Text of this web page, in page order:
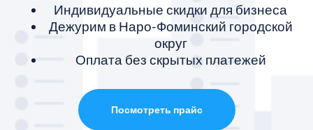
Индивидуальные скидки для бизнеса
Дежурим в Наро-Фоминский городской
округ
Оплата без скрытых платежей
Посмотреть прайс